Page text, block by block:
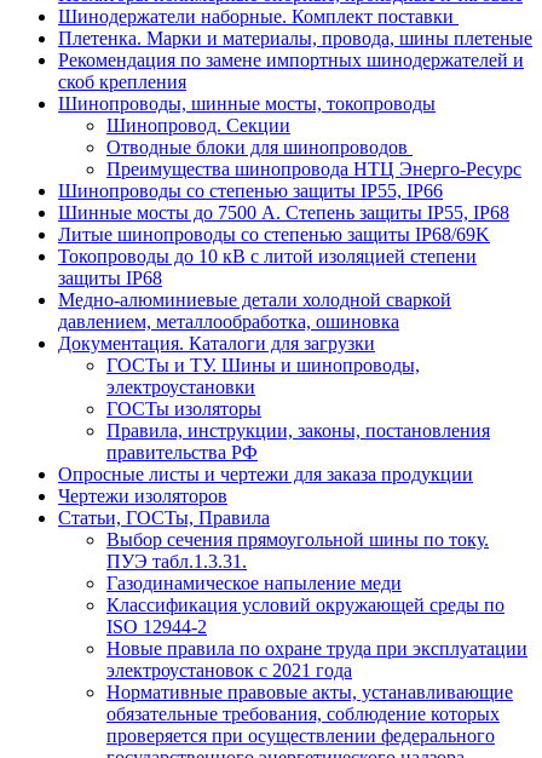
Шинодержатели наборные. Комплект поставки
Плетенка. Марки и материалы, провода, шины плетеные
Рекомендация по замене импортных шинодержателей и
скоб крепления
Шинопроводы, шинные мосты, токопроводы
Шинопровод. Секции
Отводные блоки для шинопроводов
Преимущества шинопровода НТЦ Энерго-Ресурс
Шинопроводы со степенью защиты IP55, IP66
Шинные мосты до 7500 А. Степень защиты IP55, IP68
Литые шинопроводы со степенью защиты IP68/69K
Токопроводы до 10 кВ с литой изоляцией степени
защиты IP68
Медно-алюминиевые детали холодной сваркой
давлением, металлообработка, ошиновка
Документация. Каталоги для загрузки
ГОСТы и ТУ. Шины и шинопроводы,
электроустановки
ГОСТы изоляторы
Правила, инструкции, законы, постановления
правительства РФ
Опросные листы и чертежи для заказа продукции
Чертежи изоляторов
Статьи, ГОСТы, Правила
Выбор сечения прямоугольной шины по току.
ПУЭ табл.1.3.31.
Газодинамическое напыление меди
Классификация условий окружающей среды по
ISO 12944-2
Новые правила по охране труда при эксплуатации
электроустановок с 2021 года
Нормативные правовые акты, устанавливающие
обязательные требования, соблюдение которых
проверяется при осуществлении федерального